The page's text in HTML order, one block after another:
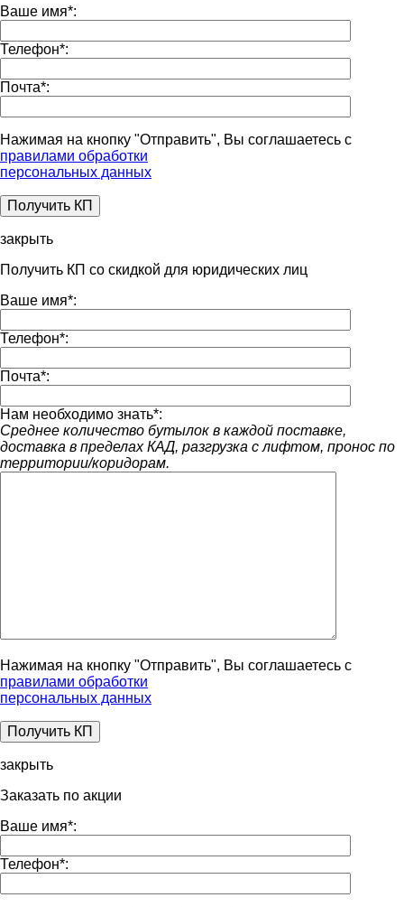
Ваше имя*:
Телефон*:
Почта*:
Нажимая на кнопку "Отправить", Вы соглашаетесь с
правилами обработки
персональных данных
закрыть
Получить КП со скидкой для юридических лиц
Ваше имя*:
Телефон*:
Почта*:
Нам необходимо знать*:
Среднее количество бутылок в каждой поставке,
доставка в пределах КАД, разгрузка с лифтом, пронос по
территории/коридорам.
Нажимая на кнопку "Отправить", Вы соглашаетесь с
правилами обработки
персональных данных
закрыть
Заказать по акции
Ваше имя*:
Телефон*: